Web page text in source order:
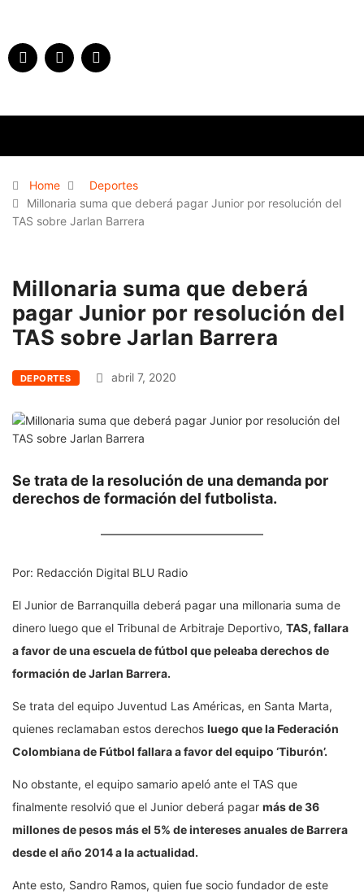
Home
Deportes
Millonaria suma que deberá pagar Junior por resolución del
TAS sobre Jarlan Barrera
Millonaria suma que deberá
pagar Junior por resolución del
TAS sobre Jarlan Barrera
DEPORTES abril 7, 2020
Se trata de la resolución de una demanda por
derechos de formación del futbolista.
Por: Redacción Digital BLU Radio
El Junior de Barranquilla deberá pagar una millonaria suma de
dinero luego que el Tribunal de Arbitraje Deportivo, TAS, fallara
a favor de una escuela de fútbol que peleaba derechos de
formación de Jarlan Barrera.
Se trata del equipo Juventud Las Américas, en Santa Marta,
quienes reclamaban estos derechos luego que la Federación
Colombiana de Fútbol fallara a favor del equipo ‘Tiburón’.
No obstante, el equipo samario apeló ante el TAS que
finalmente resolvió que el Junior deberá pagar más de 36
millones de pesos más el 5% de intereses anuales de Barrera
desde el año 2014 a la actualidad.
Ante esto, Sandro Ramos, quien fue socio fundador de este